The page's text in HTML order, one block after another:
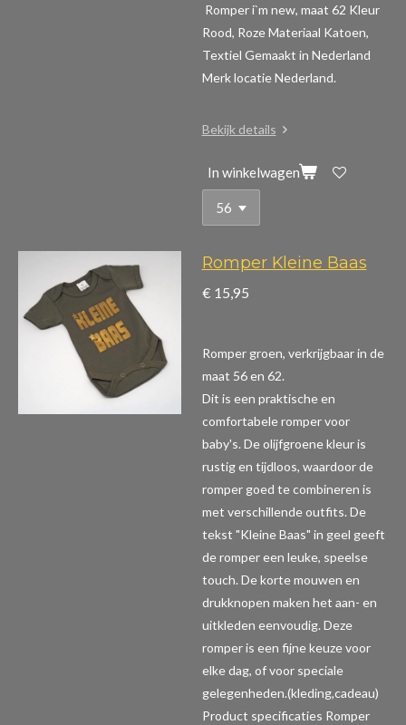
Romper i`m new, maat 62 Kleur
Rood, Roze Materiaal Katoen,
Textiel Gemaakt in Nederland
Merk locatie Nederland.
Bekijk details
In winkelwagen
Romper Kleine Baas
€ 15,95
Romper groen, verkrijgbaar in de
maat 56 en 62.
Dit is een praktische en
comfortabele romper voor
baby's. De olijfgroene kleur is
rustig en tijdloos, waardoor de
romper goed te combineren is
met verschillende outfits. De
tekst "Kleine Baas" in geel geeft
de romper een leuke, speelse
touch. De korte mouwen en
drukknopen maken het aan- en
uitkleden eenvoudig. Deze
romper is een fijne keuze voor
elke dag, of voor speciale
gelegenheden.(kleding,cadeau)
Product specificaties Romper